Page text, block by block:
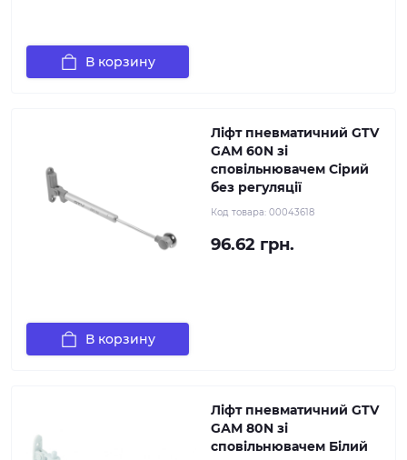
В корзину
Ліфт пневматичний GTV
GАМ 60N зі
сповільнювачем Сірий
без регуляції
Код товара: 00043618
96.62 грн.
В корзину
Ліфт пневматичний GTV
GАМ 80N зі
сповільнювачем Білий